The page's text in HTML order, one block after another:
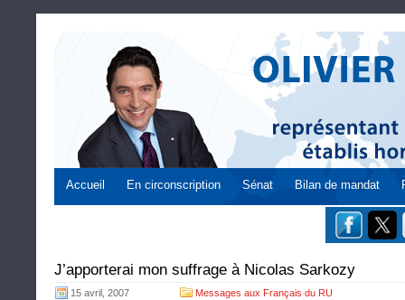
Accueil En circonscription Sénat Bilan de mandat
J’apporterai mon suffrage à Nicolas Sarkozy
15 avril, 2007 Messages aux Français du RU